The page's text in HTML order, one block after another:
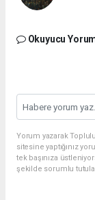
Okuyucu
Yorum yazarak
sitesine yaptığınız
tek başınıza
şekilde sorumlu